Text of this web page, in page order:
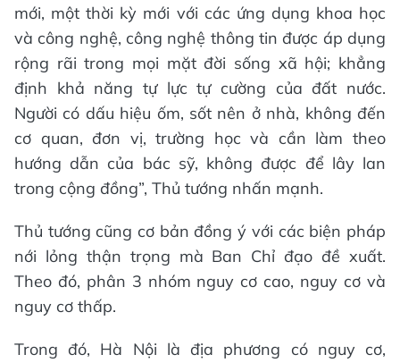
mới, một thời kỳ mới với các ứng dụng khoa học
và công nghệ, công nghệ thông tin được áp dụng
rộng rãi trong mọi mặt đời sống xã hội; khẳng
định khả năng tự lực tự cường của đất nước.
Người có dấu hiệu ốm, sốt nên ở nhà, không đến
cơ quan, đơn vị, trường học và cần làm theo
hướng dẫn của bác sỹ, không được để lây lan
trong cộng đồng”, Thủ tướng nhấn mạnh.
Thủ tướng cũng cơ bản đồng ý với các biện pháp
nới lỏng thận trọng mà Ban Chỉ đạo đề xuất.
Theo đó, phân 3 nhóm nguy cơ cao, nguy cơ và
nguy cơ thấp.
Trong đó, Hà Nội là địa phương có nguy cơ,